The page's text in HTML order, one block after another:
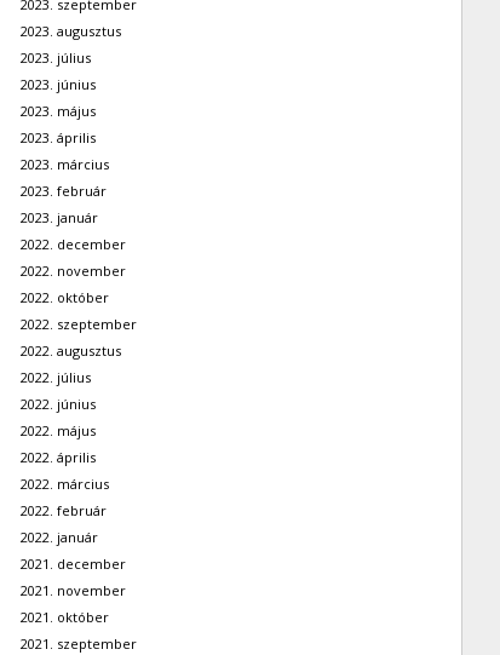
2023. szeptember
2023. augusztus
2023. július
2023. június
2023. május
2023. április
2023. március
2023. február
2023. január
2022. december
2022. november
2022. október
2022. szeptember
2022. augusztus
2022. július
2022. június
2022. május
2022. április
2022. március
2022. február
2022. január
2021. december
2021. november
2021. október
2021. szeptember